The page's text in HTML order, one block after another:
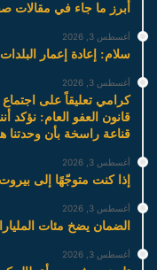
أبرز ما جاء في مقالات
أغسطس 3, 2026
سلام: إعادة إعمار
أغسطس 3, 2026
كرامي تعليقاً على
قانون العفو العام: نؤكد
قناعة راسخة بأن وحدتنا
أغسطس 3, 2026
إذا كنت متوجّهًا إلى بيروت
أغسطس 3, 2026
الضمان يضخ مئات
أغسطس 3, 2026